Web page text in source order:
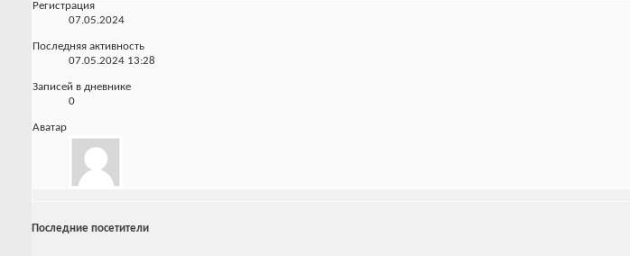
Регистрация
07.05.2024
Последняя активность
07.05.2024 13:28
Записей в дневнике
0
Аватар
Последние посетители